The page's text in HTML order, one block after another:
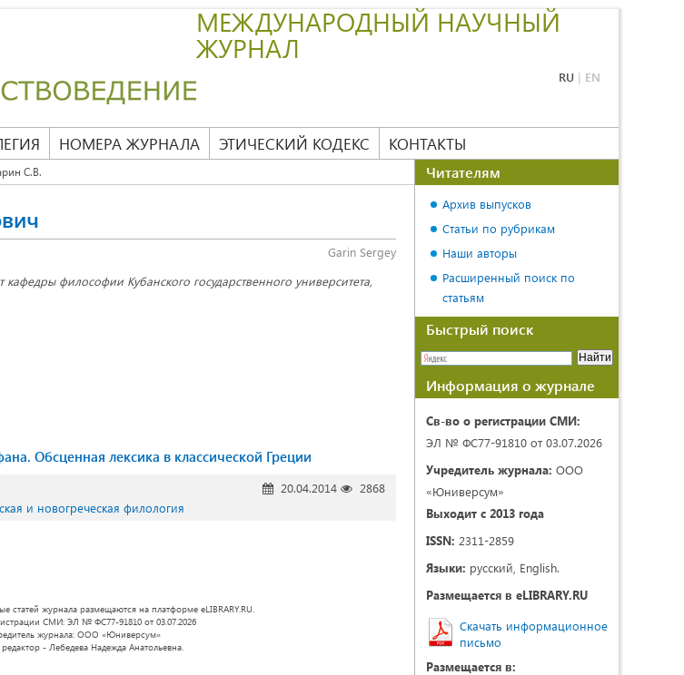
МЕЖДУНАРОДНЫЙ НАУЧНЫЙ
ЖУРНАЛ
RU | EN
НОМЕРА ЖУРНАЛА ЭТИЧЕСКИЙ КОДЕКС КОНТАКТЫ
С.В.
Garin Sergey
кафедры философии Кубанского государственного университета,
Обсценная лексика в классической Греции
20.04.2014
2868
и новогреческая филология
статей журнала размещаются на платформе eLIBRARY.RU.
СМИ: ЭЛ № ФС77-91810 от 03.07.2026
журнала: ООО «Юниверсум»
- Лебедева Надежда Анатольевна.
Читателям
Архив выпусков
Статьи по рубрикам
Наши авторы
Расширенный поиск по
статьям
Быстрый поиск
Информация о журнале
Св-во о регистрации СМИ:
ЭЛ № ФС77-91810 от 03.07.2026
Учредитель журнала: ООО
«Юниверсум»
Выходит с 2013 года
ISSN: 2311-2859
Языки: русский, English.
Размещается в eLIBRARY.RU
Скачать информационное
письмо
Размещается в: